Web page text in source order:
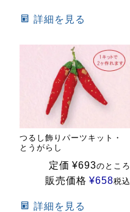
詳細を見る
つるし飾りパーツキット・
とうがらし
定価 ¥693のところ
販売価格 ¥658税込
詳細を見る